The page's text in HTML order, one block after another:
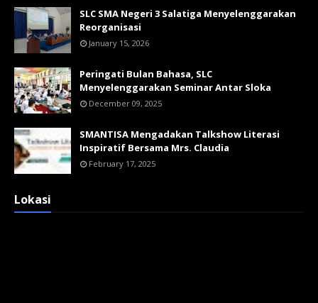
SLC SMA Negeri 3 Salatiga Menyelenggarakan
Reorganisasi
January 15, 2026
Peringati Bulan Bahasa, SLC
Menyelenggarakan Seminar Antar Sloka
December 09, 2025
SMANTISA Mengadakan Talkshow Literasi
Inspiratif Bersama Mrs. Claudia
February 17, 2025
Lokasi